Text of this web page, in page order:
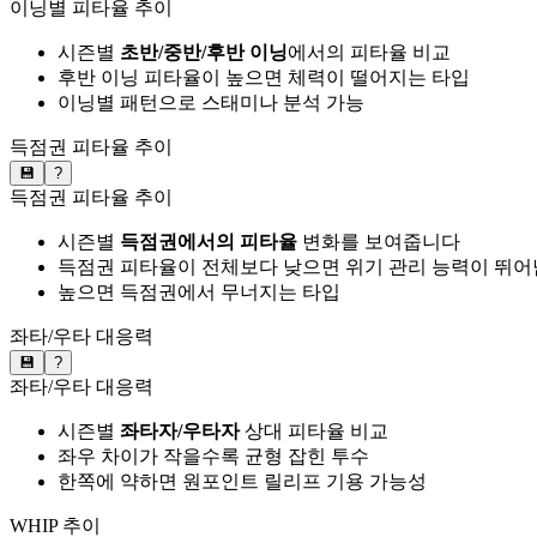
이닝별 피타율 추이
시즌별 초반/중반/후반 이닝에서의 피타율 비교
후반 이닝 피타율이 높으면 체력이 떨어지는 타입
이닝별 패턴으로 스태미나 분석 가능
득점권 피타율 추이
💾 ?
득점권 피타율 추이
시즌별 득점권에서의 피타율 변화를 보여줍니다
득점권 피타율이 전체보다 낮으면 위기 관리 능력이 뛰어
높으면 득점권에서 무너지는 타입
좌타/우타 대응력
💾 ?
좌타/우타 대응력
시즌별 좌타자/우타자상대 피타율 비교
좌우 차이가 작을수록 균형 잡힌 투수
한쪽에 약하면 원포인트 릴리프 기용 가능성
WHIP 추이